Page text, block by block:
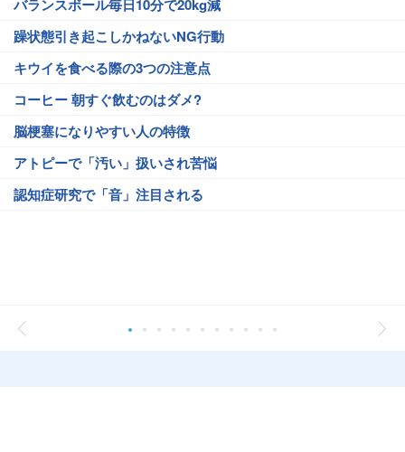
バランスボール毎日10分で20kg減
躁状態引き起こしかねないNG行動
キウイを食べる際の3つの注意点
コーヒー 朝すぐ飲むのはダメ?
脳梗塞になりやすい人の特徴
アトピーで「汚い」扱いされ苦悩
認知症研究で「音」注目される